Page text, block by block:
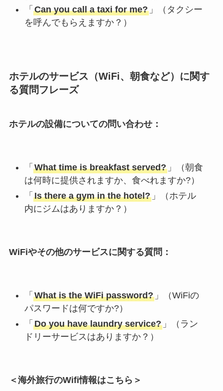
「Can you call a taxi for me? 」（タクシー
を呼んでもらえますか？）
ホテルのサービス（WiFi、朝食など）に関す
る質問フレーズ
ホテルの設備についての問い合わせ：
「What time is breakfast served? 」（朝食
は何時に提供されますか、食べれますか?）
「Is there a gym in the hotel? 」（ホテル
内にジムはありますか？）
WiFiやその他のサービスに関する質問：
「What is the WiFi password? 」（WiFiの
パスワードは何ですか?）
「Do you have laundry service? 」（ラン
ドリーサービスはありますか？）
＜海外旅行のWifi情報はこちら＞